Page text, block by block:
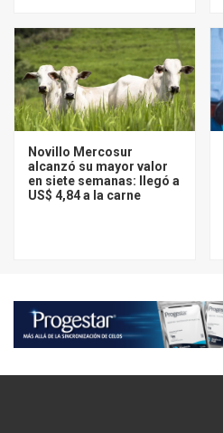
Novillo Mercosur
alcanzó su mayor valor
en siete semanas: llegó a
US$ 4,84 a la carne